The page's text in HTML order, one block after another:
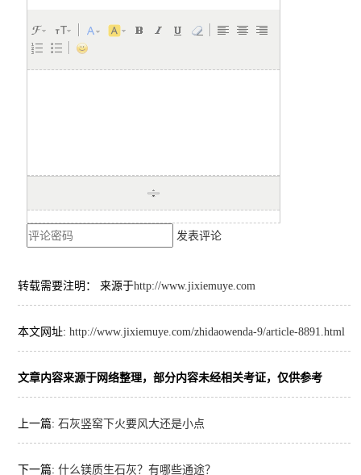
发表评论
转载需要注明： 来源于http://www.jixiemuye.com
本文网址: http://www.jixiemuye.com/zhidaowenda-9/article-8891.html
文章内容来源于网络整理，部分内容未经相关考证，仅供参考
上一篇: 石灰竖窑下火要风大还是小点
下一篇: 什么镁质生石灰？有哪些通途？